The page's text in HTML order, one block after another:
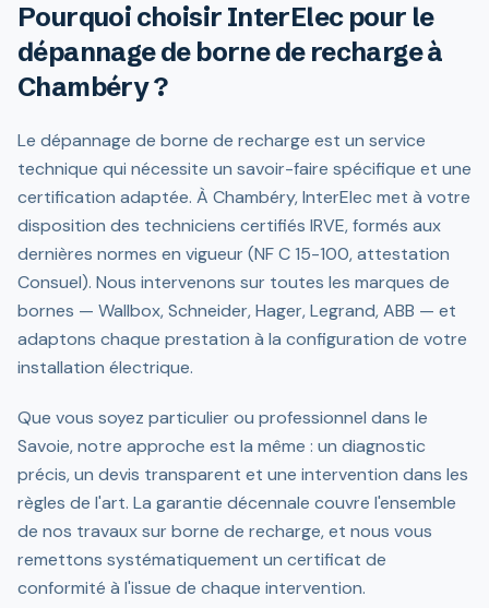
Pourquoi choisir InterElec pour le
dépannage de borne de recharge à
Chambéry ?
Le dépannage de borne de recharge est un service
technique qui nécessite un savoir-faire spécifique et une
certification adaptée. À Chambéry, InterElec met à votre
disposition des techniciens certifiés IRVE, formés aux
dernières normes en vigueur (NF C 15-100, attestation
Consuel). Nous intervenons sur toutes les marques de
bornes — Wallbox, Schneider, Hager, Legrand, ABB — et
adaptons chaque prestation à la configuration de votre
installation électrique.
Que vous soyez particulier ou professionnel dans le
Savoie, notre approche est la même : un diagnostic
précis, un devis transparent et une intervention dans les
règles de l'art. La garantie décennale couvre l'ensemble
de nos travaux sur borne de recharge, et nous vous
remettons systématiquement un certificat de
conformité à l'issue de chaque intervention.